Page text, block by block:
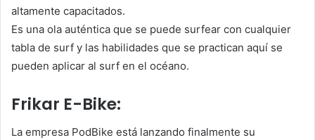
altamente capacitados.
Es una ola auténtica que se puede surfear con cualquier
tabla de surf y las habilidades que se practican aquí se
pueden aplicar al surf en el océano.
Frikar E-Bike:
La empresa PodBike está lanzando finalmente su